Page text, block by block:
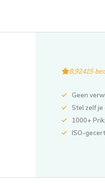
8,92415
Geen
Stel zelf je
1000+
ISO-